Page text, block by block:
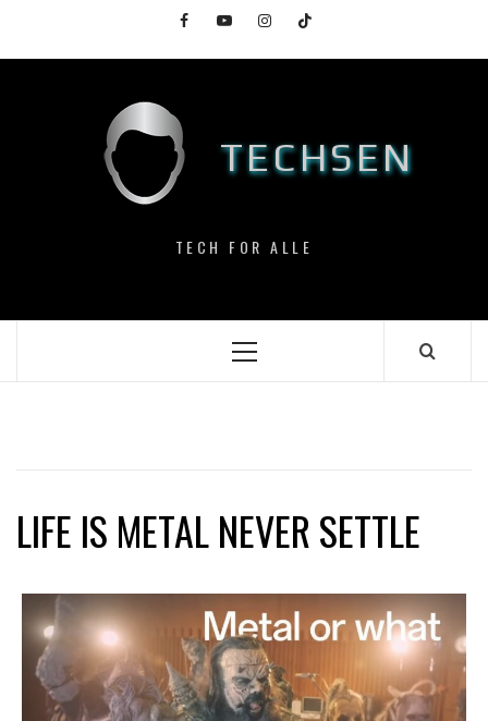
content
FacebookYouTubeInstagramTikTok
TECHSEN
TECH FOR ALLE
Primary
LIFE IS METAL NEVER SETTLE